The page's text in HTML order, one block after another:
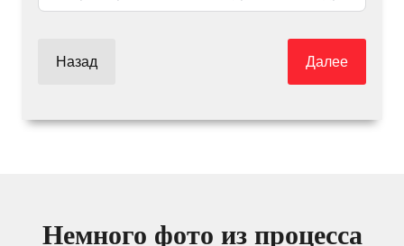
Назад Далее
Немного фото из процесса